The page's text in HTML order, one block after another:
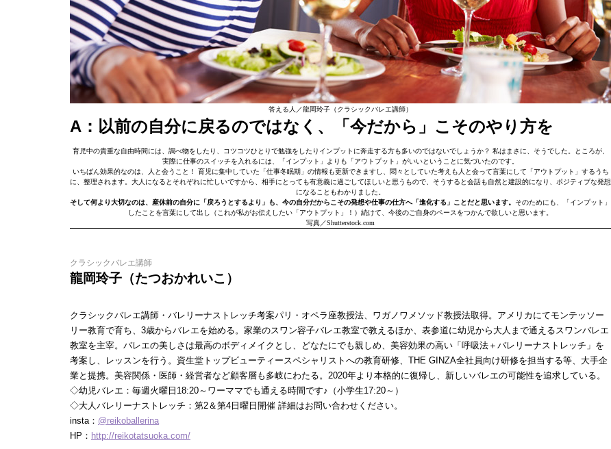
答える人／龍岡玲子（クラシックバレエ講師）
A：以前の自分に戻るのではなく、「今だから」こそのやり方を
育児中の貴重な自由時間には、調べ物をしたり、コツコツひとりで勉強をしたりインプットに奔走する方も多いのではないでしょうか？ 私はまさに、そうでした。ところが、
実際に仕事のスイッチを入れるには、「インプット」よりも「アウトプット」がいいということに気づいたのです。
いちばん効果的なのは、人と会うこと！ 育児に集中していた「仕事冬眠期」の情報も更新できますし、悶々としていた考えも人と会って言葉にして「アウトプット」するうち
に、整理されます。大人になるとそれぞれに忙しいですから、相手にとっても有意義に過ごしてほしいと思うもので、そうすると会話も自然と建設的になり、ポジティブな発想
になることもわかりました。
そして何より大切なのは、産休前の自分に「戻ろうとするより」も、今の自分だからこその発想や仕事の仕方へ「進化する」ことだと思います。 そのためにも、「インプット」
したことを言葉にして出し（これが私がお伝えしたい「アウトプット」！）続けて、今後のご自身のペースをつかんで欲しいと思います。
写真／Shutterstock.com
クラシックバレエ講師
龍岡玲子（たつおかれいこ）
クラシックバレエ講師・バレリーナストレッチ考案パリ・オペラ座教授法、ワガノワメソッド教授法取得。アメリカにてモンテッソー
リー教育で育ち、3歳からバレエを始める。家業のスワン容子バレエ教室で教えるほか、表参道に幼児から大人まで通えるスワンバレエ
教室を主宰。バレエの美しさは最高のボディメイクとし、どなたにでも親しめ、美容効果の高い「呼吸法＋バレリーナストレッチ」を
考案し、レッスンを行う。資生堂トップビューティースペシャリストへの教育研修、THE GINZA全社員向け研修を担当する等、大手企
業と提携。美容関係・医師・経営者など顧客層も多岐にわたる。2020年より本格的に復帰し、新しいバレエの可能性を追求している。
◇幼児バレエ：毎週火曜日18:20～ワーママでも通える時間です♪（小学生17:20～）
◇大人バレリーナストレッチ：第2＆第4日曜日開催 詳細はお問い合わせください。
insta： @reikoballerina
HP： http://reikotatsuoka.com/